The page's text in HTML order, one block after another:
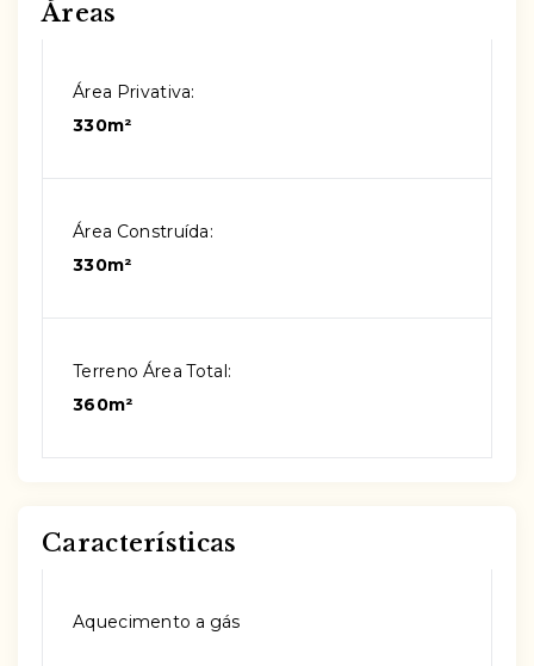
Áreas
Área Privativa:
330m²
Área Construída:
330m²
Terreno Área Total:
360m²
Características
Aquecimento a gás